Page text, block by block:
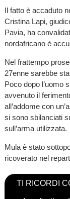
Il fatto è accaduto
Cristina Lapi,
Pavia, ha
nordafricano è
Nel frattempo
27enne sarebbe
Poco dopo l’uomo
avvenuto il
all’addome con
si sono sbilanciati
sull’arma utilizzata.
Mula è stato
ricoverato nel
TI RICORDI